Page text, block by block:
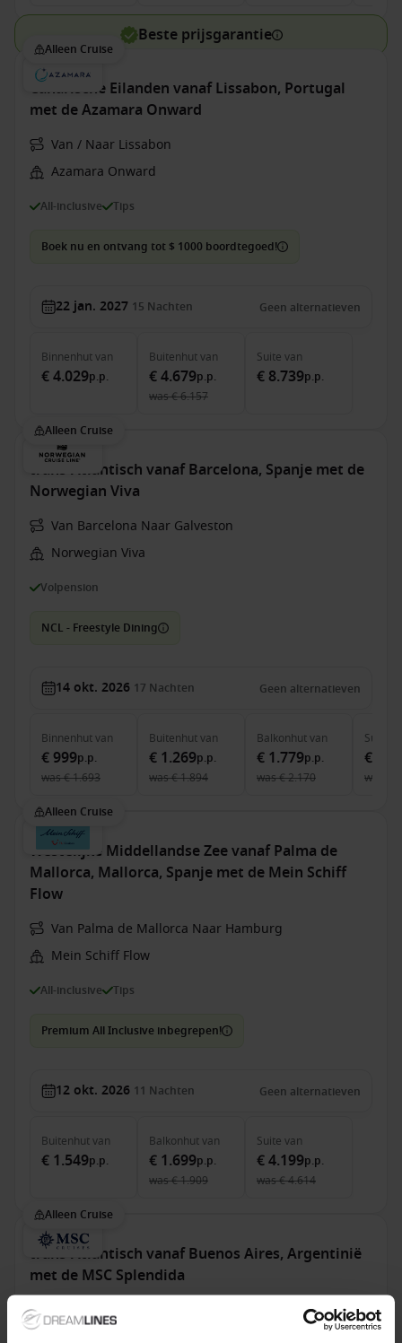
Beste prijsgarantie
Alleen Cruise
Canarische Eilanden vanaf Lissabon, Portugal
met de Azamara Onward
Van / Naar Lissabon
Azamara Onward
All-inclusive Tips
Boek nu en ontvang tot $ 1000 boordtegoed!
22 jan. 2027 15 Nachten Geen alternatieven
Binnenhutvan
€ 4.029p.p.
Buitenhutvan
€ 4.679p.p.
was€ 6.157
Suite van
€ 8.739p.p.
Alleen Cruise
trans-Atlantisch vanaf Barcelona, Spanje met de
Norwegian Viva
Van Barcelona Naar Galveston
Norwegian Viva
Volpension
NCL - Freestyle Dining
14 okt. 2026 17 Nachten Geen alternatieven
Binnenhutvan
€ 999p.p.
was€ 1.693
Buitenhutvan
€ 1.269p.p.
was€ 1.894
Balkonhutvan
€ 1.779p.p.
was€ 2.170
Suite
€
was
Alleen Cruise
Westelijke Middellandse Zee vanaf Palma de
Mallorca, Mallorca, Spanje met de Mein Schiff
Flow
Van Palma de Mallorca Naar Hamburg
Mein Schiff Flow
All-inclusive Tips
Premium All Inclusive inbegrepen!
12 okt. 2026 11 Nachten Geen alternatieven
Buitenhutvan
€ 1.549p.p.
Balkonhutvan
€ 1.699p.p.
was€ 1.909
Suite van
€ 4.199p.p.
was€ 4.614
Alleen Cruise
trans-Atlantisch vanaf Buenos Aires, Argentinië
met de MSC Splendida
Van Buenos Aires Naar Civitavecchia (Rome)